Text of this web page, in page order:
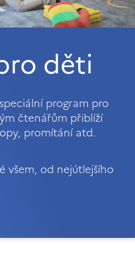
děti
program pro
čtenářům přiblíží
promítání atd.
všem, od nejútlejšího